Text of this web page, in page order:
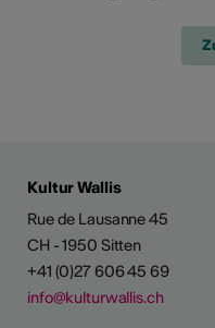
Kultur Wallis
Rue de Lausanne 45
CH - 1950 Sitten
+41 (0)27 606 45 69
info@kulturwallis.ch